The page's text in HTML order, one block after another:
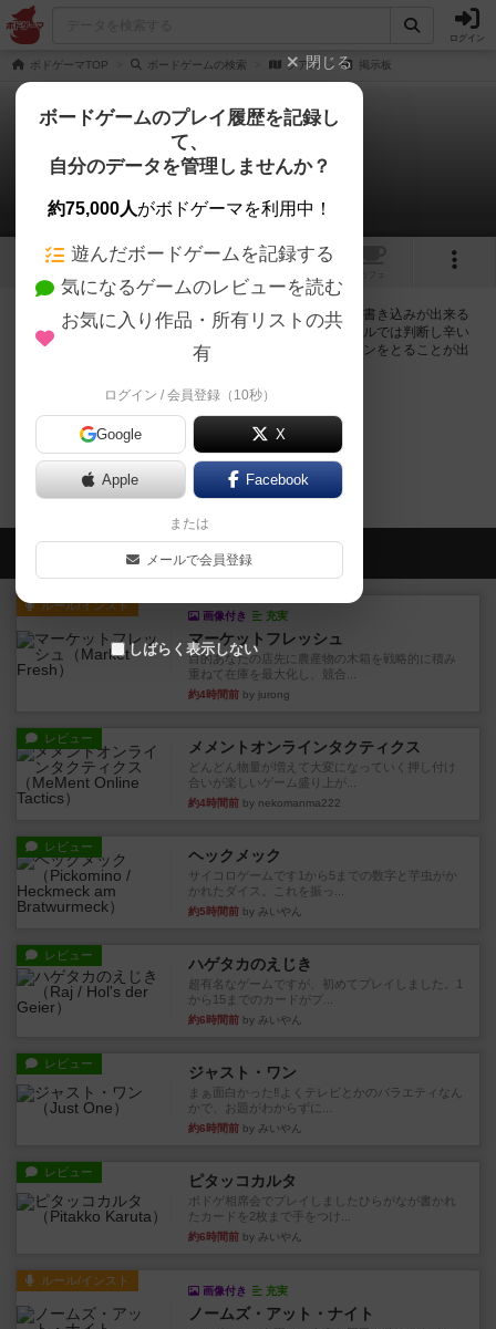
ログイン
ボドゲーマTOP ボードゲームの検索 クアン 掲示板
クアン
0件の掲示板
1 1
ログインするとクアンに関する掲示板の作成やコメントの書き込みが出来る
ようになります。ルールの疑問やエラッタ情報、マニュアルでは判断し辛い
曖昧な表記等について会員同士で自由にコミュニケーションをとることが出
ログイン/無料会員登録
クアンのトップに戻る
会員の新しい投稿
ルール/インスト
画像付き 充実
マーケットフレッシュ
目的あなたの店先に農産物の木箱を戦略的に積み
重ねて在庫を最大化し、競合...
約4時間前 by jurong
レビュー メメントオンラインタクティクス
どんどん物量が増えて大変になっていく押し付け
合いが楽しいゲーム盛り上が...
約4時間前 by nekomanma222
レビュー ヘックメック
サイコロゲームです1から5までの数字と芋虫がか
かれたダイス。これを振っ...
約5時間前 by みいやん
レビュー ハゲタカのえじき
超有名なゲームですが、初めてプレイしました。1
から15までのカードがプ...
約6時間前 by みいやん
レビュー ジャスト・ワン
まぁ面白かった‼️よくテレビとかのバラエティなん
かで、お題がわからずに...
約6時間前 by みいやん
レビュー ピタッコカルタ
ボドゲ相席会でプレイしましたひらがなが書かれ
たカードを2枚まで手をつけ...
約6時間前 by みいやん
ルール/インスト
画像付き 充実
ノームズ・アット・ナイト
閉じる
ボードゲームのプレイ履歴を記録し
て、
自分のデータを管理しませんか？
約75,000人がボドゲーマを利用中！
遊んだボードゲームを記録する
気になるゲームのレビューを読む
お気に入り作品・所有リストの共
有
ログイン / 会員登録（10秒）
Google X
Apple Facebook
または
メールで会員登録
しばらく表示しない